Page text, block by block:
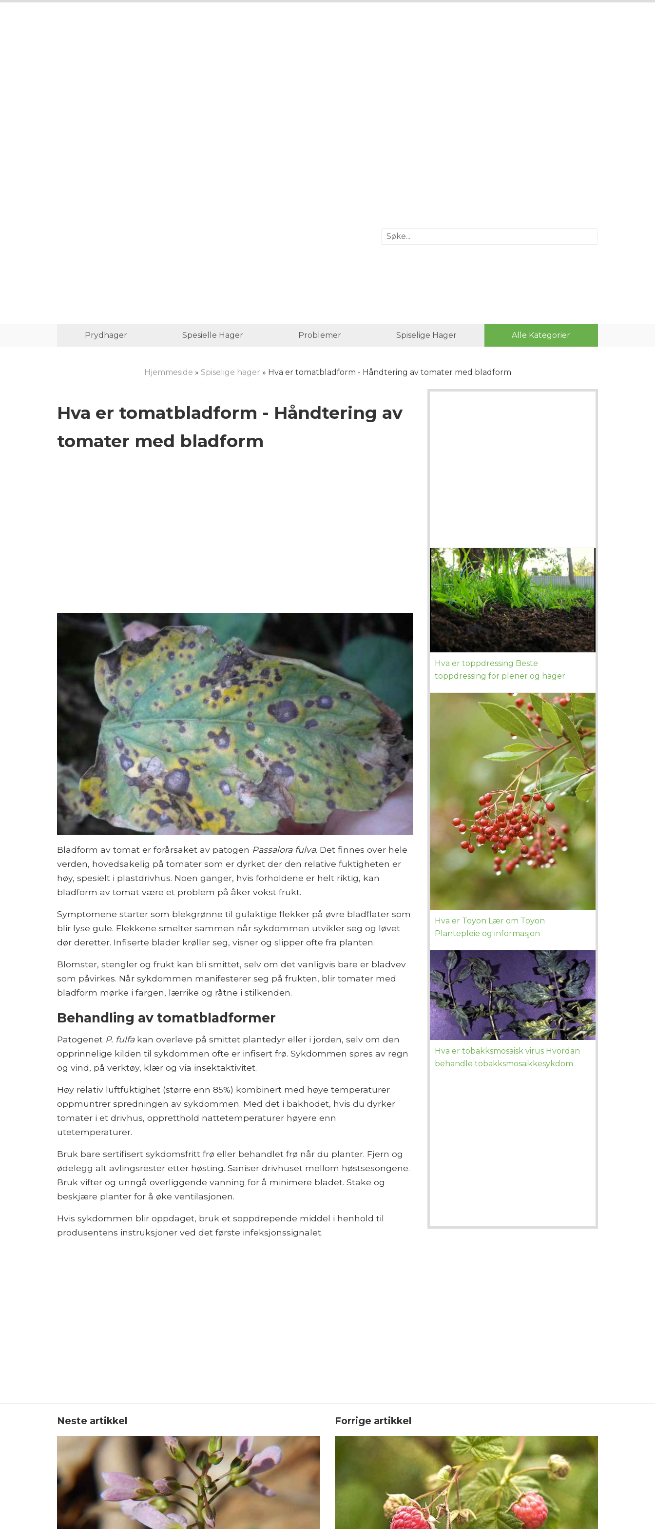
Prydhager Spesielle Hager Problemer Spiselige Hager Alle Kategorier
Hjemmeside » Spiselige hager » Hva er tomatbladform - Håndtering av tomater med bladform
Hva er tomatbladform - Håndtering av
tomater med bladform
Bladform av tomat er forårsaket av patogen Passalora fulva. Det finnes over hele
verden, hovedsakelig på tomater som er dyrket der den relative fuktigheten er
høy, spesielt i plastdrivhus. Noen ganger, hvis forholdene er helt riktig, kan
bladform av tomat være et problem på åker vokst frukt.
Symptomene starter som blekgrønne til gulaktige flekker på øvre bladflater som
blir lyse gule. Flekkene smelter sammen når sykdommen utvikler seg og løvet
dør deretter. Infiserte blader krøller seg, visner og slipper ofte fra planten.
Blomster, stengler og frukt kan bli smittet, selv om det vanligvis bare er bladvev
som påvirkes. Når sykdommen manifesterer seg på frukten, blir tomater med
bladform mørke i fargen, lærrike og råtne i stilkenden.
Behandling av tomatbladformer
Patogenet P. fulfakan overleve på smittet plantedyr eller i jorden, selv om den
opprinnelige kilden til sykdommen ofte er infisert frø. Sykdommen spres av regn
og vind, på verktøy, klær og via insektaktivitet.
Høy relativ luftfuktighet (større enn 85%) kombinert med høye temperaturer
oppmuntrer spredningen av sykdommen. Med det i bakhodet, hvis du dyrker
tomater i et drivhus, oppretthold nattetemperaturer høyere enn
utetemperaturer.
Bruk bare sertifisert sykdomsfritt frø eller behandlet frø når du planter. Fjern og
ødelegg alt avlingsrester etter høsting. Saniser drivhuset mellom høstsesongene.
Bruk vifter og unngå overliggende vanning for å minimere bladet. Stake og
beskjære planter for å øke ventilasjonen.
Hvis sykdommen blir oppdaget, bruk et soppdrepende middel i henhold til
produsentens instruksjoner ved det første infeksjonssignalet.
Hva er toppdressing Beste
toppdressing for plener og hager
Hva er Toyon Lær om Toyon
Plantepleie og informasjon
Hva er tobakksmosaisk virus Hvordan
behandle tobakksmosaikkesykdom
Neste artikkel Forrige artikkel